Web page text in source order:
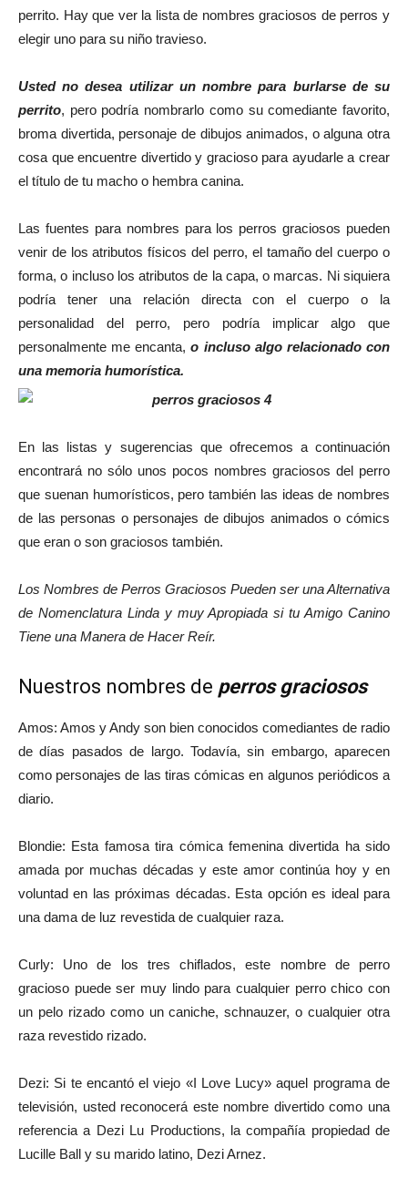
perrito. Hay que ver la lista de nombres graciosos de perros y
elegir uno para su niño travieso.
Usted no desea utilizar un nombre para burlarse de su
perrito, pero podría nombrarlo como su comediante favorito,
broma divertida, personaje de dibujos animados, o alguna otra
cosa que encuentre divertido y gracioso para ayudarle a crear
el título de tu macho o hembra canina.
Las fuentes para nombres para los perros graciosos pueden
venir de los atributos físicos del perro, el tamaño del cuerpo o
forma, o incluso los atributos de la capa, o marcas. Ni siquiera
podría tener una relación directa con el cuerpo o la
personalidad del perro, pero podría implicar algo que
personalmente me encanta,o incluso algo relacionado con
una memoria humorística.
En las listas y sugerencias que ofrecemos a continuación
encontrará no sólo unos pocos nombres graciosos del perro
que suenan humorísticos, pero también las ideas de nombres
de las personas o personajes de dibujos animados o cómics
que eran o son graciosos también.
Los Nombres de Perros Graciosos Pueden ser una Alternativa
de Nomenclatura Linda y muy Apropiada si tu Amigo Canino
Tiene una Manera de Hacer Reír.
Nuestros nombres de perros graciosos
Amos: Amos y Andy son bien conocidos comediantes de radio
de días pasados de largo. Todavía, sin embargo, aparecen
como personajes de las tiras cómicas en algunos periódicos a
diario.
Blondie: Esta famosa tira cómica femenina divertida ha sido
amada por muchas décadas y este amor continúa hoy y en
voluntad en las próximas décadas. Esta opción es ideal para
una dama de luz revestida de cualquier raza.
Curly: Uno de los tres chiflados, este nombre de perro
gracioso puede ser muy lindo para cualquier perro chico con
un pelo rizado como un caniche, schnauzer, o cualquier otra
raza revestido rizado.
Dezi: Si te encantó el viejo «I Love Lucy» aquel programa de
televisión, usted reconocerá este nombre divertido como una
referencia a Dezi Lu Productions, la compañía propiedad de
Lucille Ball y su marido latino, Dezi Arnez.